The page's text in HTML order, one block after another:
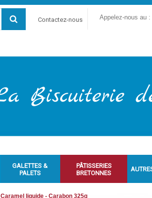
Contactez-nous Appelez-nous au :
GALETTES &
PALETS
PÂTISSERIES
BRETONNES
Caramel liquide - Carabon 325g